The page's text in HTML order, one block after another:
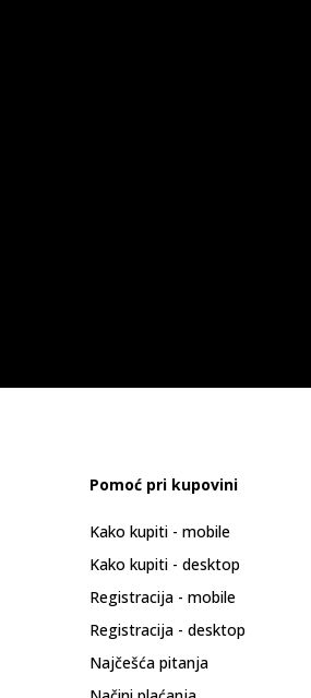
Pomoć pri kupovini
Kako kupiti - mobile
Kako kupiti - desktop
Registracija - mobile
Registracija - desktop
Najčešća pitanja